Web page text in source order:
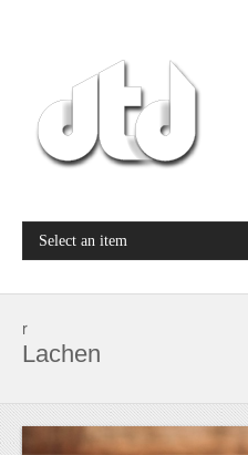
r
Lachen